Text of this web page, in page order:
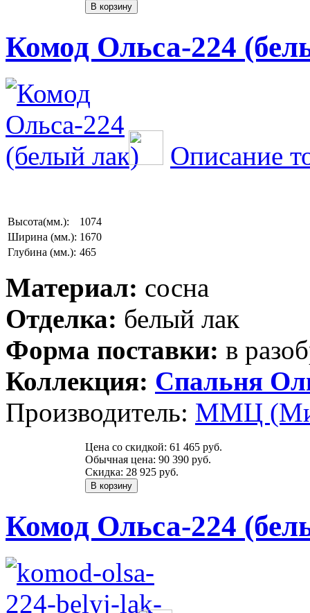
Комод Ольса-224
Описание
Высота(мм.):
1074
Ширина (мм.): 1670
Глубина (мм.): 465
Материал: сосна
Отделка: белый лак
Форма поставки: в
Коллекция: Спальня
Производитель: ММЦ
Цена со скидкой: 61 465 руб.
Обычная цена: 90 390 руб.
Скидка: 28 925 руб.
Комод Ольса-224